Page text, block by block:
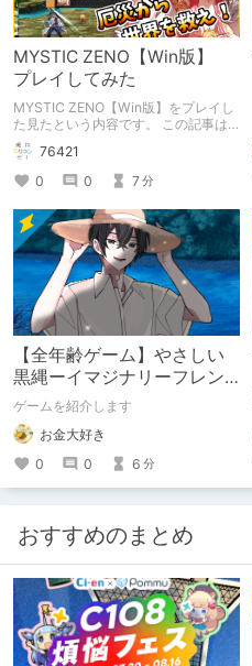
MYSTIC ZENO【Win版】
プレイしてみた
MYSTIC ZENO【Win版】をプレイし
た見たという内容です。 この記事は
通常のクリエイターズ記事です。
76421
0
0 7分
【全年齢ゲーム】やさしい
黒縄ーイマジナリーフレン
ドの「彼」と過ごすおぼん
やすみー
ゲームを紹介します
お金大好き
0
0 6 分
おすすめのまとめ